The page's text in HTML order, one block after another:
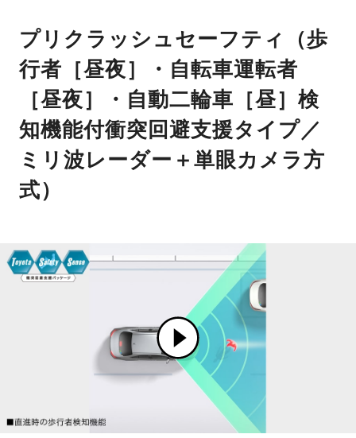
プリクラッシュセーフティ（歩
行者［昼夜］・自転車運転者
［昼夜］・自動二輪車［昼］検
知機能付衝突回避支援タイプ／
ミリ波レーダー＋単眼カメラ方
式）